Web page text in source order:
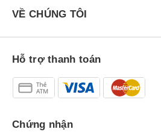
VỀ CHÚNG TÔI
Hỗ trợ thanh toán
Chứng nhận